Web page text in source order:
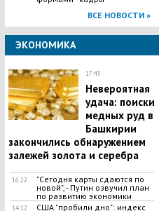
ВСЕ НОВОСТИ »
ЭКОНОМИКА
17:45
Невероятная
удача: поиски
медных руд в
Башкирии
закончились обнаружением
залежей золота и серебра
16:22
"Сегодня карты сдаются по
новой", - Путин озвучил план
по развитию экономики
14:12
CША "пробили дно": индекс